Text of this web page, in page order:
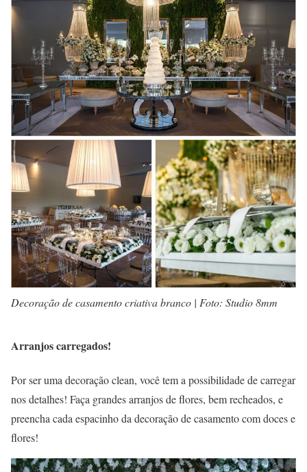
Decoração de casamento criativa branco | Foto: Studio 8mm
Arranjos carregados!
Por ser uma decoração clean, você tem a possibilidade de carregar
nos detalhes! Faça grandes arranjos de flores, bem recheados, e
preencha cada espacinho da decoração de casamento com doces e
flores!